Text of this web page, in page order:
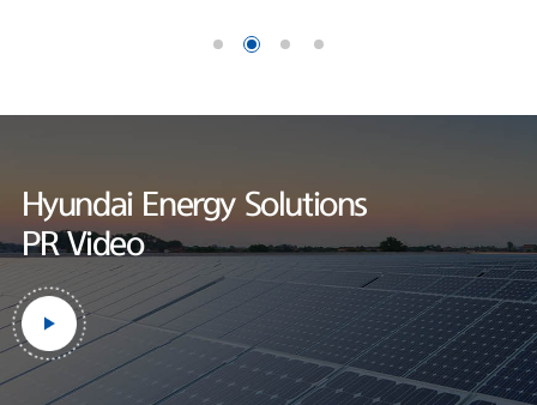
체 생산하고 있다. 작년 기준 셀 공장과 모듈 공장 가동률은 각각 69.7%와
Hyundai Energy Solutions
PR Video